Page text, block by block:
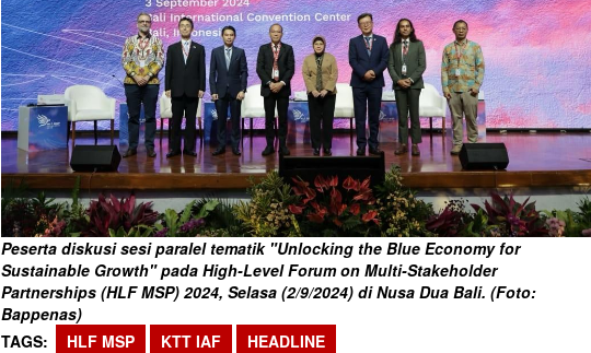
Peserta diskusi sesi paralel tematik "Unlocking the Blue Economy for
Sustainable Growth" pada High-Level Forum on Multi-Stakeholder
Partnerships (HLF MSP) 2024, Selasa (2/9/2024) di Nusa Dua Bali. (Foto:
Bappenas)
TAGS
HLF MSP KTT IAF HEADLINE